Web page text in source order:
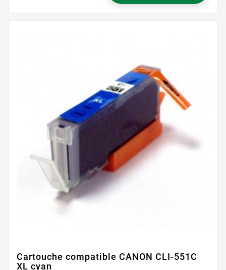
Cartouche compatible CANON CLI-551C
XL cyan